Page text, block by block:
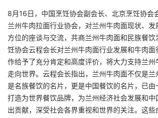
8月16日，中国烹饪协会副会长、北京烹饪协会
兰州牛肉拉面行业协会，对兰州牛肉面现状、
方位的座谈与交流，共商兰州牛肉面和民族餐饮
饪协会云程会长对兰州牛肉面行业发展和牛肉面
作给予了充分肯定和高度评价，将大力支持兰州
走向世界。云程会长指出，兰州牛肉面不仅是
是名族餐饮的名片，更是中国餐饮的名片，已
打造为世界餐饮品牌，为兰州经济社会发展和
出贡献，深受社会各界重视和世界的关注。这